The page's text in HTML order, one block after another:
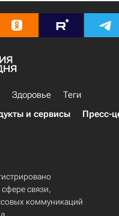
Здоровье
Теги
и сервисы Пресс-
связи,
коммуникаций